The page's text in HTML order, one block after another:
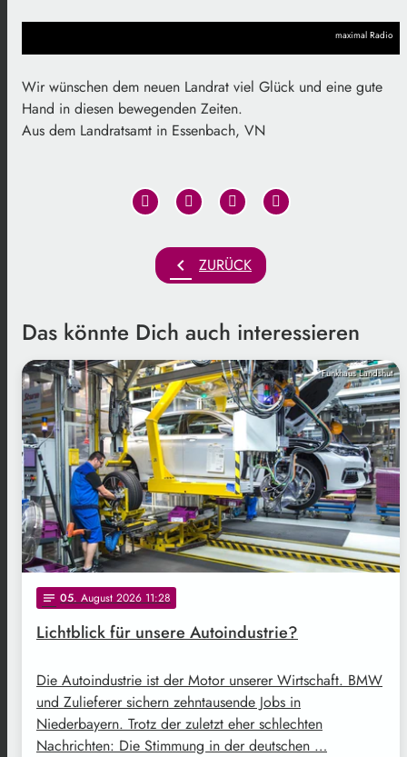
maximal Radio
Wir wünschen dem neuen Landrat viel Glück und eine gute
Hand in diesen bewegenden Zeiten.
Aus dem Landratsamt in Essenbach, VN
chevron_left ZURÜCK
Das könnte Dich auch interessieren
Funkhaus Landshut
notes 05. August 2026 11:28
Lichtblick für unsere Autoindustrie?
Die Autoindustrie ist der Motor unserer Wirtschaft. BMW
und Zulieferer sichern zehntausende Jobs in
Niederbayern. Trotz der zuletzt eher schlechten
Nachrichten: Die Stimmung in der deutschen …